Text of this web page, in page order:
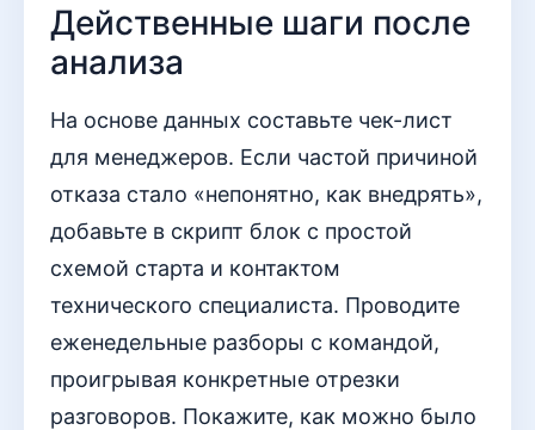
Действенные шаги после
анализа
На основе данных составьте чек-лист
для менеджеров. Если частой причиной
отказа стало «непонятно, как внедрять»,
добавьте в скрипт блок с простой
схемой старта и контактом
технического специалиста. Проводите
еженедельные разборы с командой,
проигрывая конкретные отрезки
разговоров. Покажите, как можно было